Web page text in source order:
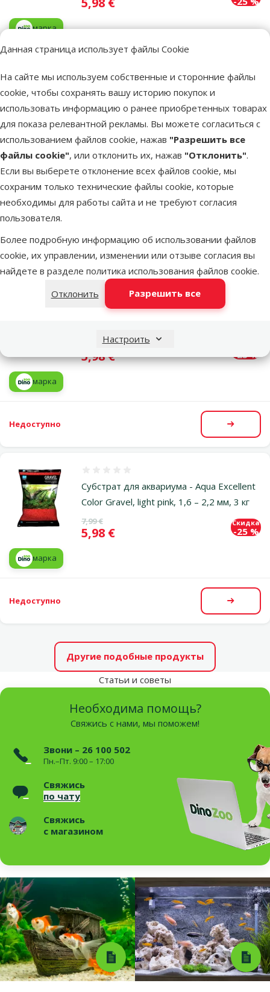
Данная страница использует файлы Cookie
На сайте мы используем собственные и сторонние файлы
cookie, чтобы сохранять вашу историю покупок и
использовать информацию о ранее приобретенных товарах
для показа релевантной рекламы. Вы можете согласиться с
использованием файлов cookie, нажав "Разрешить все
файлы cookie", или отклонить их, нажав "Отклонить".
Если вы выберете отклонение всех файлов cookie, мы
сохраним только технические файлы cookie, которые
необходимы для работы сайта и не требуют согласия
пользователя.
Более подробную информацию об использовании файлов
cookie, их управлении, изменении или отзыве согласия вы
найдете в разделе политика использования файлов cookie.
Отклонить
Разрешить все
Настроить
марка
Субстрат для аквариума - Aqua Excellent
Color Gravel, red, 1,6 – 2,2 мм, 3 кг
Оценка 0%
Исходная цена
7,99 €
Цена
5,98 €
Скидка
-25 %
марка
Недоступно
Субстрат для аквариума - Aqua Excellent
Оценка 0%
Исходная цена
7,99 €
Цена
5,98 € -25 %
марка
Недоступно
Субстрат для аквариума - Aqua Excellent
Color Gravel, light pink, 1,6 – 2,2 мм, 3 кг
Исходная цена
7,99 €
Цена
5,98 €
Скидка
-25 %
марка
Недоступно
Другие подобные продукты
Статьи и советы
Необходима помощь?
Свяжись с нами, мы поможем!
Звони – 26 100 502
Пн.–Пт. 9:00 – 17:00
Свяжись
по чату
Свяжись
с магазином